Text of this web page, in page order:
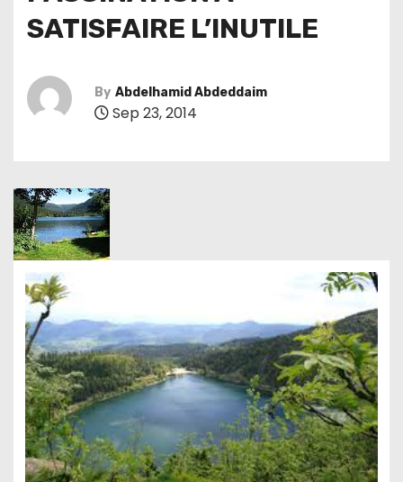
SATISFAIRE L’INUTILE
By Abdelhamid Abdeddaim
Sep 23, 2014